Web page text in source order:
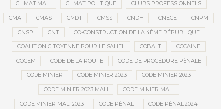
CLIMAT MALI CLIMAT POLITIQUE CLUBS PROFESSIONNELS
CMA CMAS CMDT CMSS CNDH CNECE CNPM
CNSP CNT CO-CONSTRUCTION DE LA 4ÈME RÉPUBLIQUE
COALITION CITOYENNE POUR LE SAHEL COBALT COCAÏNE
COCEM CODE DE LA ROUTE CODE DE PROCÉDURE PÉNALE
CODE MINIER CODE MINIER 2023 CODE MINIER 2023
CODE MINIER 2023 MALI CODE MINIER MALI
CODE MINIER MALI 2023 CODE PÉNAL CODE PÉNAL 2024